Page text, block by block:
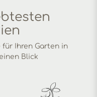
Ihren Garten in
Blick